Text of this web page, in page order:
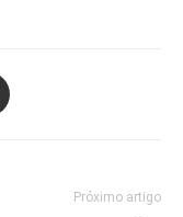
Próximo artigo